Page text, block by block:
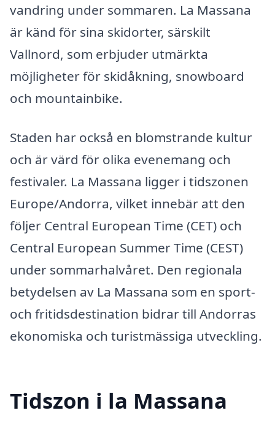
vandring under sommaren. La Massana
är känd för sina skidorter, särskilt
Vallnord, som erbjuder utmärkta
möjligheter för skidåkning, snowboard
och mountainbike.
Staden har också en blomstrande kultur
och är värd för olika evenemang och
festivaler. La Massana ligger i tidszonen
Europe/Andorra, vilket innebär att den
följer Central European Time (CET) och
Central European Summer Time (CEST)
under sommarhalvåret. Den regionala
betydelsen av La Massana som en sport-
och fritidsdestination bidrar till Andorras
ekonomiska och turistmässiga utveckling.
Tidszon i la Massana